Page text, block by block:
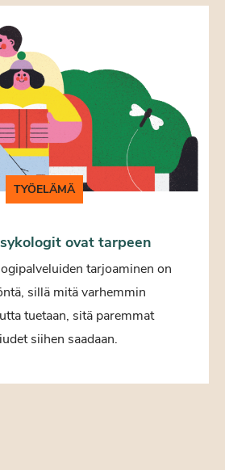
TYÖELÄMÄ
ovat tarpeen
tarjoaminen on
sillä mitä varhemmin
tuetaan, sitä paremmat
siihen saadaan.